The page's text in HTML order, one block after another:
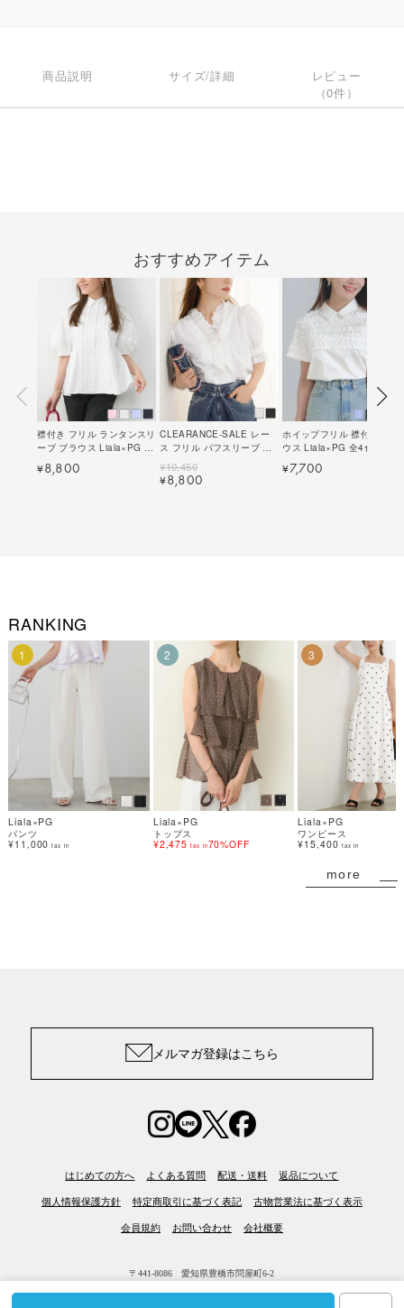
商品説明 サイズ/詳細
レビュー
（0件）
おすすめアイテム
襟付き フリル ランタンスリ
ーブ ブラウス Liala×PG 全
4色｜lpg811-2098【7】
¥8,800
CLEARANCE-SALE レー
ス フリル パフスリーブ ブ
ラウス Liala×PG 全2色｜
lpg821-2283【1】
¥10,450
¥8,800
ホイップフリル 襟付き ブラ
ウス Liala×PG 全4色｜
lpg821-2125【9】
¥7,700
RANKING
1
Liala×PG
パンツ
¥11,000 tax in
2
Liala×PG
トップス
¥2,475 tax in70%OFF
3
Liala×PG
ワンピース
¥15,400 tax in
more
メルマガ登録はこちら
はじめての方へ よくある質問 配送・送料 返品について
個人情報保護方針 特定商取引に基づく表記 古物営業法に基づく表示
会員規約 お問い合わせ 会社概要
〒441-8086 愛知県豊橋市問屋町6-2